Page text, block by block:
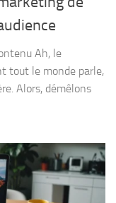
Ah, le
tout le monde parle,
Alors, démêlons